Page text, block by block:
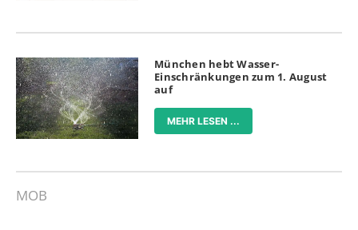
München hebt Wasser-
Einschränkungen zum 1. August
auf
MEHR LESEN ...
MOB